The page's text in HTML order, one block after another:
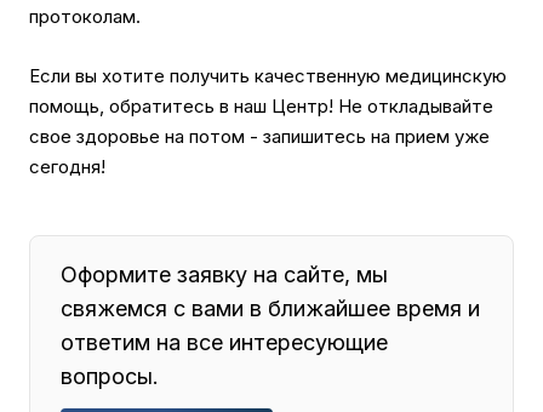
протоколам.
Если вы хотите получить качественную медицинскую
помощь, обратитесь в наш Центр! Не откладывайте
свое здоровье на потом - запишитесь на прием уже
сегодня!
Оформите заявку на сайте, мы
свяжемся с вами в ближайшее время и
ответим на все интересующие
вопросы.